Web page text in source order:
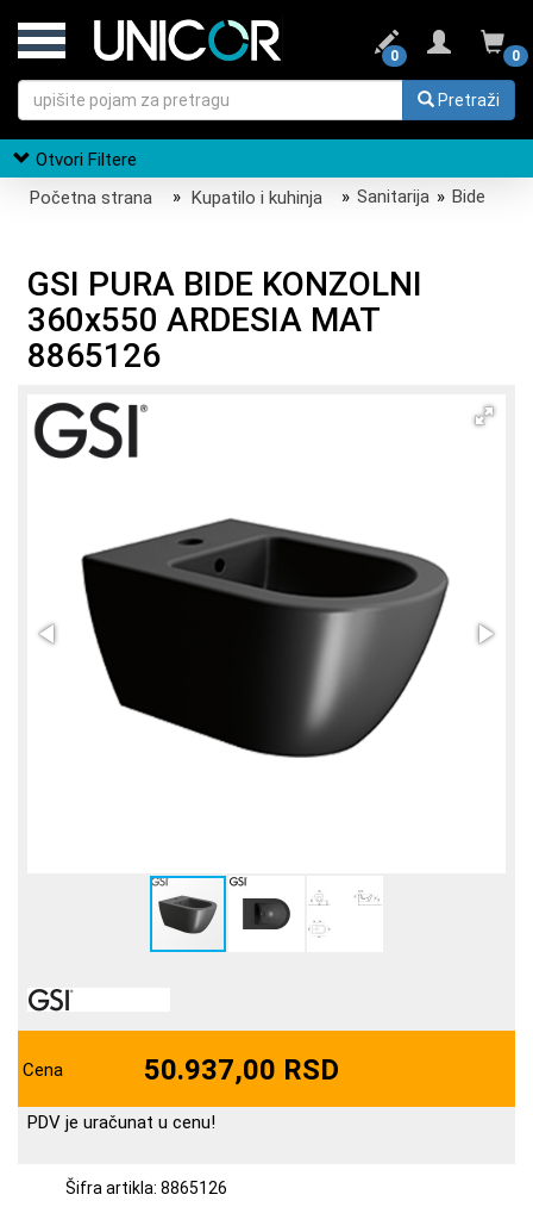
0
0
Pretraži
Otvori Filtere
Početna strana
» Kupatilo i kuhinja » Sanitarija » Bide
GSI PURA BIDE KONZOLNI
360x550 ARDESIA MAT
8865126
Cena 50.937,00 RSD
PDV je uračunat u cenu!
Šifra artikla: 8865126